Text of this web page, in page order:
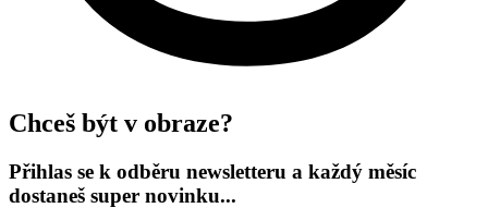
Chceš být v obraze?
Přihlas se k odběru newsletteru a každý měsíc
dostaneš super novinku...